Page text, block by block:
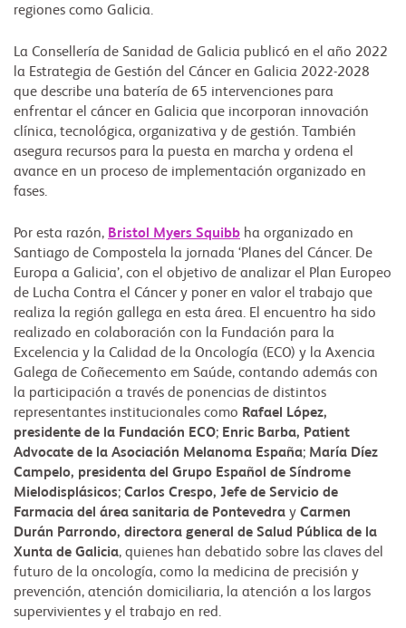
regiones como Galicia.
La Consellería de Sanidad de Galicia publicó en el año 2022
la Estrategia de Gestión del Cáncer en Galicia 2022-2028
que describe una batería de 65 intervenciones para
enfrentar el cáncer en Galicia que incorporan innovación
clínica, tecnológica, organizativa y de gestión. También
asegura recursos para la puesta en marcha y ordena el
avance en un proceso de implementación organizado en
fases.
Por esta razón, Bristol Myers Squibb ha organizado en
Santiago de Compostela la jornada ‘Planes del Cáncer. De
Europa a Galicia’, con el objetivo de analizar el Plan Europeo
de Lucha Contra el Cáncer y poner en valor el trabajo que
realiza la región gallega en esta área. El encuentro ha sido
realizado en colaboración con la Fundación para la
Excelencia y la Calidad de la Oncología (ECO) y la Axencia
Galega de Coñecemento em Saúde, contando además con
la participación a través de ponencias de distintos
representantes institucionales como Rafael López,
presidente de la Fundación ECO; Enric Barba, Patient
Advocate de la Asociación Melanoma España; María Díez
Campelo, presidenta del Grupo Español de Síndrome
Mielodisplásicos; Carlos Crespo, Jefe de Servicio de
Farmacia del área sanitaria de Pontevedra y Carmen
Durán Parrondo, directora general de Salud Pública de la
Xunta de Galicia, quienes han debatido sobre las claves del
futuro de la oncología, como la medicina de precisión y
prevención, atención domiciliaria, la atención a los largos
supervivientes y el trabajo en red.